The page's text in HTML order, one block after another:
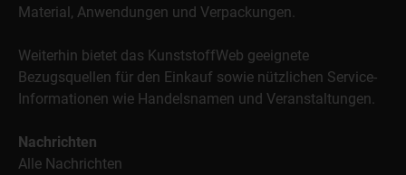
Material, Anwendungen und Verpackungen.
Weiterhin bietet das KunststoffWeb geeignete
Bezugsquellen für den Einkauf sowie nützlichen Service-
Informationen wie Handelsnamen und Veranstaltungen.
Nachrichten
Alle Nachrichten